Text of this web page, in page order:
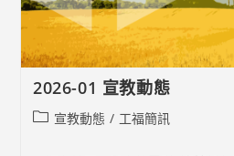
2026-01 宣教動態
Post宣教動態 / 工福簡訊